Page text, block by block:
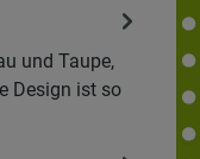
und Taupe,
Design ist so